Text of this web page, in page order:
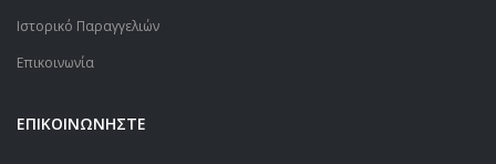
Ιστορικό Παραγγελιών
Επικοινωνία
ΕΠΙΚΟΙΝΩΝΗΣΤΕ